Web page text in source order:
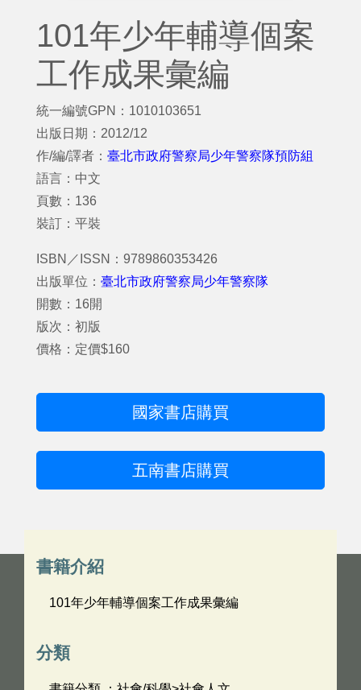
101年少年輔導個案
工作成果彙編
統一編號GPN：1010103651
出版日期：2012/12
作/編/譯者： 臺北市政府警察局少年警察隊預防組
語言：中文
頁數：136
裝訂：平裝
ISBN／ISSN：9789860353426
出版單位： 臺北市政府警察局少年警察隊
開數：16開
版次：初版
價格：定價$160
國家書店購買
五南書店購買
書籍介紹
101年少年輔導個案工作成果彙編
分類